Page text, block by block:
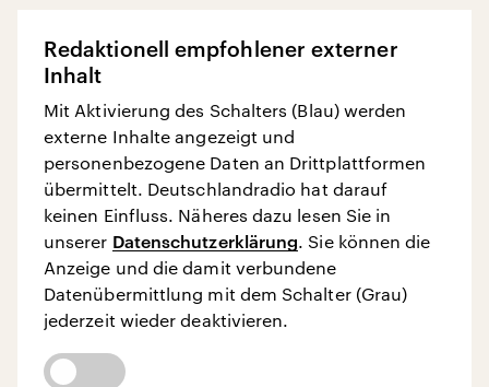
Redaktionell empfohlener externer
Inhalt
Mit Aktivierung des Schalters (Blau) werden
externe Inhalte angezeigt und
personenbezogene Daten an Drittplattformen
übermittelt. Deutschlandradio hat darauf
keinen Einfluss. Näheres dazu lesen Sie in
unserer Datenschutzerklärung. Sie können die
Anzeige und die damit verbundene
Datenübermittlung mit dem Schalter (Grau)
jederzeit wieder deaktivieren.